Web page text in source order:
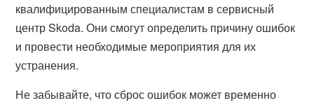
квалифицированным специалистам в сервисный
центр Skoda. Они смогут определить причину ошибок
и провести необходимые мероприятия для их
устранения.
Не забывайте, что сброс ошибок может временно